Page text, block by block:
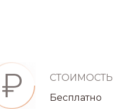
СТОИМОСТЬ
Бесплатно